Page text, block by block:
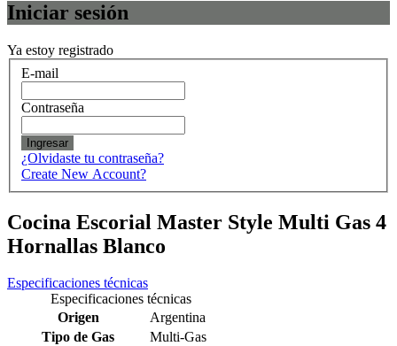
Iniciar sesión
Ya estoy registrado
E-mail
Contraseña
Ingresar
¿Olvidaste tu contraseña?
Create New Account?
Cocina Escorial Master Style Multi Gas 4
Hornallas Blanco
Especificaciones técnicas
Especificaciones técnicas
Origen
Argentina
Tipo de Gas
Multi-Gas